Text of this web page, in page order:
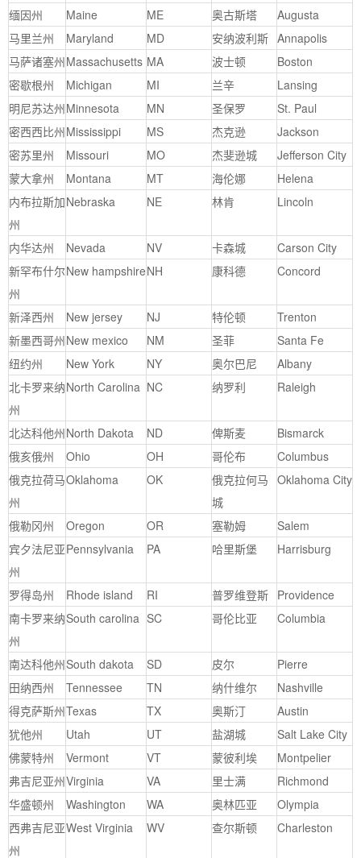
缅因州 Maine ME 奥古斯塔
Augusta
马里兰州
Maryland MD 安纳波利斯 Annapolis
马萨诸塞州Massachusetts MA 波士顿
Boston
密歇根州
Michigan MI 兰辛
Lansing
明尼苏达州Minnesota MN 圣保罗
St. Paul
密西西比州Mississippi MS 杰克逊
Jackson
密苏里州
Missouri MO 杰斐逊城
Jefferson City
蒙大拿州
Montana MT 海伦娜
Helena
内布拉斯加
州
Nebraska NE 林肯 Lincoln
内华达州 Nevada NV 卡森城
Carson City
新罕布什尔
州
New hampshireNH 康科德 Concord
新泽西州 New jersey NJ 特伦顿
Trenton
新墨西哥州New mexico NM 圣菲
Santa Fe
纽约州
New York NY 奥尔巴尼
Albany
北卡罗来纳
州
North Carolina NC 纳罗利 Raleigh
北达科他州North Dakota ND 俾斯麦
Bismarck
俄亥俄州
Ohio OH 哥伦布
Columbus
俄克拉荷马
州
Oklahoma OK
俄克拉何马
城
Oklahoma City
俄勒冈州 Oregon OR 塞勒姆
Salem
宾夕法尼亚
州
Pennsylvania PA 哈里斯堡 Harrisburg
罗得岛州 Rhode island RI 普罗维登斯 Providence
南卡罗来纳
州
South carolina SC 哥伦比亚 Columbia
南达科他州South dakota SD 皮尔
Pierre
田纳西州
Tennessee TN 纳什维尔
Nashville
得克萨斯州Texas TX 奥斯汀
Austin
犹他州
Utah UT 盐湖城
Salt Lake City
佛蒙特州
Vermont VT 蒙彼利埃
Montpelier
弗吉尼亚州Virginia VA 里士满
Richmond
华盛顿州
Washington WA 奥林匹亚
Olympia
西弗吉尼亚
州
West Virginia WV 查尔斯顿 Charleston